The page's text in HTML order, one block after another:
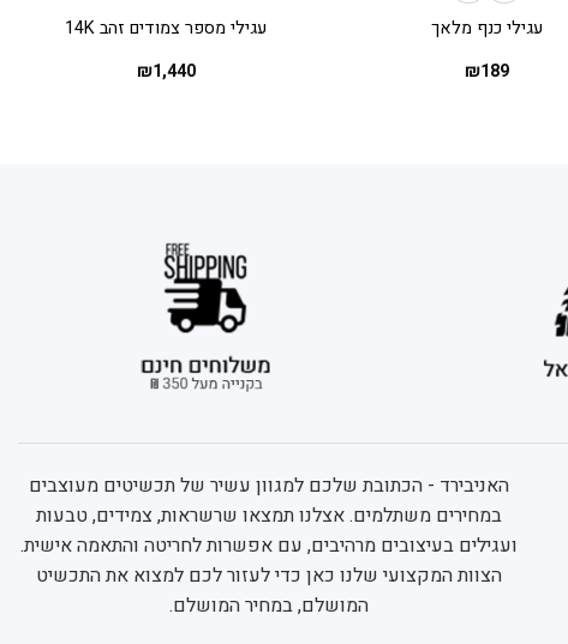
עגילי כנף מלאך
₪189
עגילי מספר צמודים זהב 14K
₪1,440
האניבירד - הכתובת שלכם למגוון עשיר של תכשיטים מעוצבים
במחירים משתלמים. אצלנו תמצאו שרשראות, צמידים, טבעות
ועגילים בעיצובים מרהיבים, עם אפשרות לחריטה והתאמה אישית.
הצוות המקצועי שלנו כאן כדי לעזור לכם למצוא את התכשיט
המושלם, במחיר המושלם.